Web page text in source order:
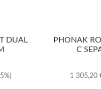
DUAL
PHONAK
C
1 305,20